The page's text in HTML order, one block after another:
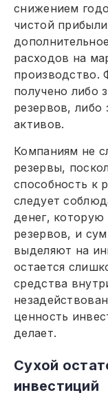
снижением
чистой
расходов на
производство.
получено либо
резервов,
активов.
Компаниям не
резервы,
способность к
следует
денег,
резервов, и
выделяют на
остается
средства
ценность
делает.
Сухой
инвестиций